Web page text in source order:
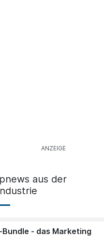
aus der
Bundle - das Marketing